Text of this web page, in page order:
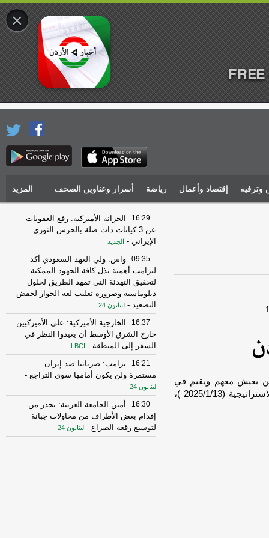
وترفيه إقتصاد وأعمال رياضة أسرار وعناوين الصحف المزيد
يعيش معهم ويقيم في
بلدهم؟ الاستطلاع الأخير الذي أجراه مركز الدراسات الاستراتيجية (13‏/1‏/2025 )،
16:29
الخزانة الأميركية: رفع العقوبات
عن 3 كيانات ذات صلة بالحرس الثوري
الإيراني - الجديد
09:35
واس: ولي العهد السعودي أكد
لترامب أهمية بذل كافة الجهود الممكنة
لتحقيق التهدئة التي تمهد الطريق لحلول
دبلوماسية وضرورة تغليب لغة الحوار لخفض
التصعيد - لبنانون 24
16:37
الخارجية الأميركية: على الأميركيين
خارج الشرق الأوسط أن يعيدوا النظر في
السفر إلى المنطقة -
LBCI
16:21
ترامب: ضرباتنا ضد إيران
مستمرة ولن يكون أمامها سوى التراجع -
لبنانون 24
16:30
أمين الجامعة العربية: نحذر من
إقدام بعض الأطراف من محاولات جبانة
لتوسيع رقعة الصراع - لبنانون 24
×